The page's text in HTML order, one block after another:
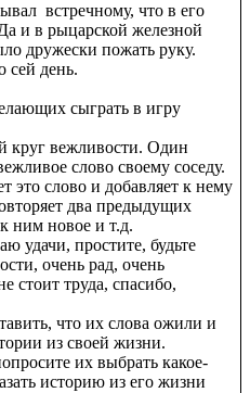
встречному, что в его
и в рыцарской железной
дружески пожать руку.
сей день.
сыграть в игру
круг вежливости. Один
слово своему соседу.
это слово и добавляет к нему
два предыдущих
ним новое и т.д.
удачи, простите, будьте
очень рад, очень
стоит труда, спасибо,
что их слова ожили и
из своей жизни.
их выбрать какое-
историю из его жизни